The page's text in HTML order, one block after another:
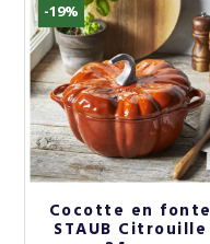
-19%
Cocotte en fonte
STAUB Citrouille